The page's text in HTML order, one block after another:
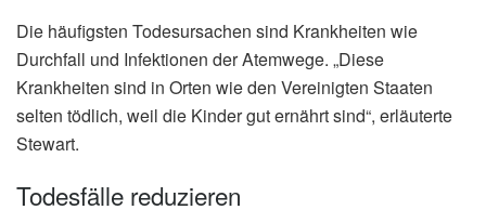
Die häufigsten Todesursachen sind Krankheiten wie
Durchfall und Infektionen der Atemwege. „Diese
Krankheiten sind in Orten wie den Vereinigten Staaten
selten tödlich, weil die Kinder gut ernährt sind“, erläuterte
Stewart.
Todesfälle reduzieren